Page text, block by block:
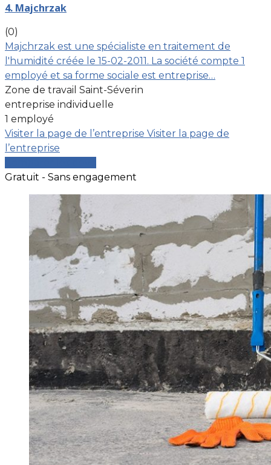
4. Majchrzak
(0)
Majchrzak est une spécialiste en traitement de
l'humidité créée le 15-02-2011. La société compte 1
employé et sa forme sociale est entreprise…
Zone de travail Saint-Séverin
entreprise individuelle
1 employé
Visiter la page de l’entreprise Visiter la page de
l’entreprise
Gratuit - Sans engagement